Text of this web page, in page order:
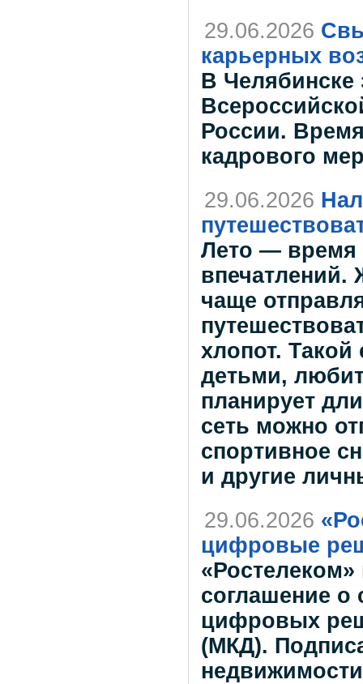
29.06.2026
карьерных
В
России.
кадрового
29.06.2026
Лето — время
впечатлений.
чаще
хлопот.
детьми,
планирует
сеть можно
спортивное
и другие
29.06.2026
цифровые
соглашение о
цифровых
(МКД).